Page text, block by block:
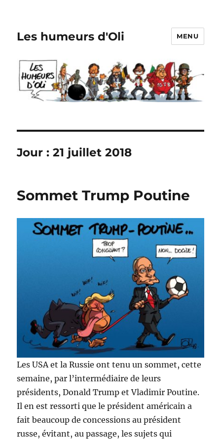
Les humeurs d'Oli MENU
Jour :21 juillet 2018
Sommet Trump Poutine
Les USA et la Russie ont tenu un sommet, cette
semaine, par l’intermédiaire de leurs
présidents, Donald Trump et Vladimir Poutine.
Il en est ressorti que le président américain a
fait beaucoup de concessions au président
russe, évitant, au passage, les sujets qui